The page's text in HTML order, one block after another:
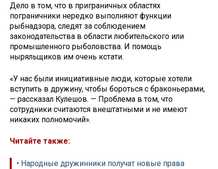
Дело в том, что в приграничных областях
пограничники нередко выполняют функции
рыбнадзора, следят за соблюдением
законодательства в области любительского или
промышленного рыболовства. И помощь
ныряльщиков им очень кстати.
«У нас были инициативные люди, которые хотели
вступить в дружину, чтобы бороться с браконьерами,
— рассказал Кулешов. — Проблема в том, что
сотрудники считаются внештатными и не имеют
никаких полномочий».
Читайте также:
• Народные дружинники получат новые права